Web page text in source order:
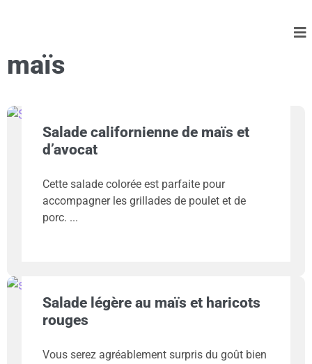
maïs
Salade californienne de maïs et
d’avocat
Cette salade colorée est parfaite pour
accompagner les grillades de poulet et de
porc.
Salade légère au maïs et haricots
rouges
Vous serez agréablement surpris du goût bien